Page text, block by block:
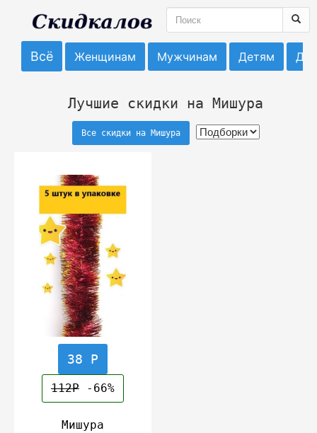
Всё Женщинам Мужчинам Детям
Лучшие скидки на Мишура
Все скидки на Мишура
38 Р
112Р -66%
Мишура